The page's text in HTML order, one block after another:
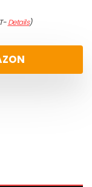
Details)